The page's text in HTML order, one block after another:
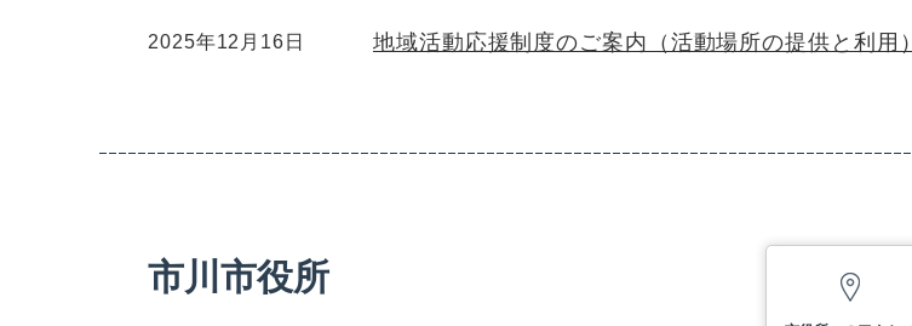
2025年12月16日 地域活動応援制度のご案内（活動場所の提供と利用）
市川市役所